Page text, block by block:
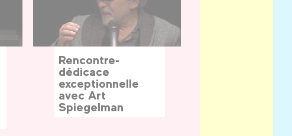
Rencontre-
dédicace
exceptionnelle
avec Art
Spiegelman